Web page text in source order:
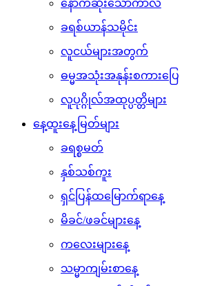
နောက်ဆုံးသောကာလ
ခရစ်ယာန်သမိုင်း
လူငယ်များအတွက်
ဓမ္မအသုံးအနုန်းစကားပြေ
လူပုဂ္ဂိုလ်အထုပ္ပတ္တိများ
နေ့ထူးနေ့မြတ်များ
ခရစ္စမတ်
နှစ်သစ်ကူး
ရှင်ပြန်ထမြောက်ရာနေ့
မိခင်/ဖခင်များနေ့
ကလေးများနေ့
သမ္မာကျမ်းစာနေ့